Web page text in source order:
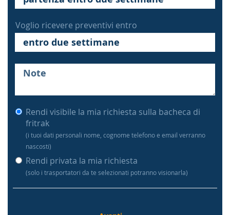
Voglio ricevere preventivi entro
Rendi visibile la mia richiesta sulla bacheca di
fritrak
(i tuoi dati personali nome, cognome telefono e email verranno
nascosti)
Rendi privata la mia richiesta
(solo i trasportatori da te selezionati potranno visionarla)